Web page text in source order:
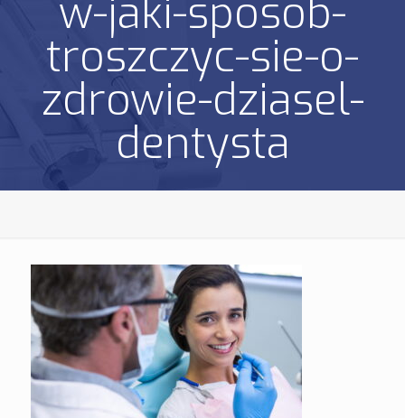
w-jaki-sposob-
troszczyc-sie-o-
zdrowie-dziasel-
dentysta